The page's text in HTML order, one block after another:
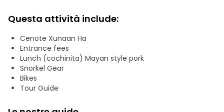
molti cenotes intorno a Tulum, ma visiteremo quelli che
non sono commerciali e quelli che solo pochi locali sanno
come raggiungere, dopo l'esplorazione dei cenotes
torneremo a casa mia per mangiare il pasto in stile maya
che abbiamo preparato la mattina, potete preparare i
vostri tacos e mangiarne quanti ne volete.
Come Maya locali, ameremo condividere parte della
nostra cultura insegnandovi a cucinare il cibo Maya più
Questa attività include:
Cenote Xunaan Ha
Entrance fees
Lunch (cochinita) Mayan style pork
Snorkel Gear
Bikes
Tour Guide